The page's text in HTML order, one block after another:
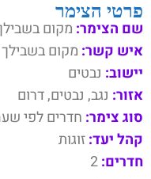
פרטי הצימר
שם הצימר: מקום
איש קשר: מקום בשבילך
יישוב: נבטים
אזור: נגב, נבטים, דרום
סוג צימר: חדרים לפי
קהל יעד:זוגות
חדרים:2